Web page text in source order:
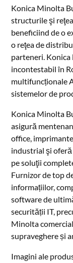
Konica Minolta
structurile şi
beneficiind de o
o reţea de
parteneri.
incontestabil în
multifuncționale
sistemelor de
Konica Minolta
asigură
office,
industrial şi
pe soluţii
Furnizor de top
informațiilor,
software de
securității IT,
Minolta
supraveghere și
Imagini ale